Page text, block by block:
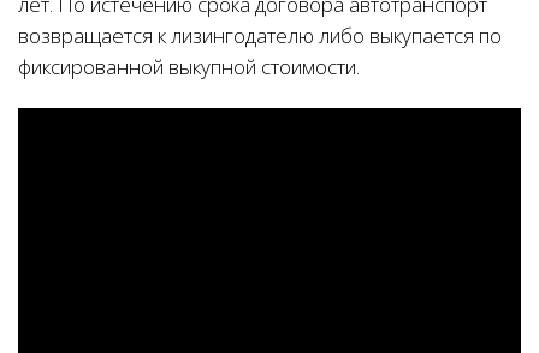
возвращается к лизингодателю либо выкупается по
фиксированной выкупной стоимости.